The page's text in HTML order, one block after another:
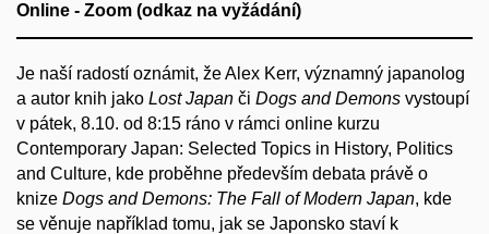
Online - Zoom (odkaz na vyžádání)
Je naší radostí oznámit, že Alex Kerr, významný japanolog
a autor knih jako Lost Japan či Dogs and Demons vystoupí
v pátek, 8.10. od 8:15 ráno v rámci online kurzu
Contemporary Japan: Selected Topics in History, Politics
and Culture, kde proběhne především debata právě o
knize Dogs and Demons: The Fall of Modern Japan, kde
se věnuje například tomu, jak se Japonsko staví k